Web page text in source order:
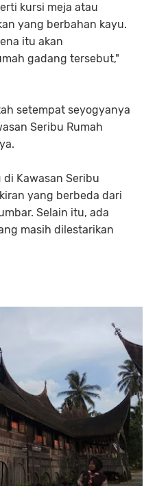
kursi meja atau
yang berbahan kayu.
itu akan
gadang tersebut,"
setempat seyogyanya
Seribu Rumah
Kawasan Seribu
yang berbeda dari
Selain itu, ada
masih dilestarikan